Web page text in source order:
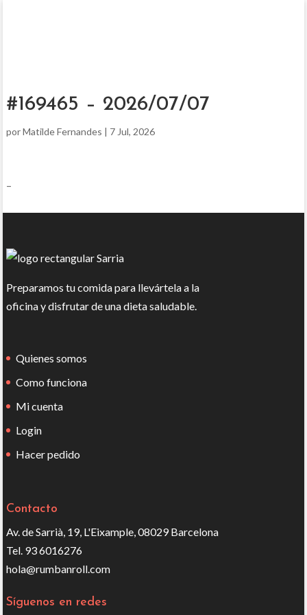
#169465 – 2026/07/07
porMatilde Fernandes | 7 Jul, 2026
–
Preparamos tu comida para llevártela a la
oficina y disfrutar de una dieta saludable.
Quienes somos
Como funciona
Mi cuenta
Login
Hacer pedido
Contacto
Av. de Sarrià, 19, L'Eixample, 08029 Barcelona
Tel. 93 6016276
hola@rumbanroll.com
Síguenos en redes